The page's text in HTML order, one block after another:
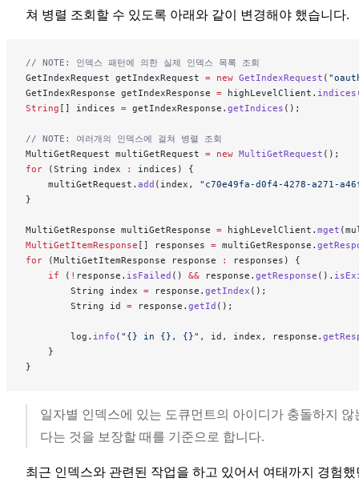
쳐 병렬 조회할 수 있도록 아래와 같이 변경해야 했습니다.
// NOTE: 인덱스 패턴에 의한 실제 인덱스 목록 조회
GetIndexRequest getIndexRequest = new GetIndexRequest (
GetIndexResponse getIndexResponse = highLevelClient. indices
String [] indices = getIndexResponse. getIndices ();
// NOTE: 여러개의 인덱스에 걸쳐 병렬 조회
MultiGetRequest multiGetRequest = new MultiGetRequest ();
for (String index :
indices) {
    multiGetRequest.
add (index, "c70e49fa-d0f4-4278-a271-
}
MultiGetResponse multiGetResponse = highLevelClient. mget
MultiGetItemResponse [] responses = multiGetResponse.
for (MultiGetItemResponse response :
responses) {
    if
( ! response. isFailed () && response. getResponse ().
        String index
= response. getIndex ();
        String id
= response. getId ();
        log.
info ( "{} in {}, {}" , id, index, response.
    }
}
일자별 인덱스에 있는 도큐먼트의 아이디가 충돌하지 않
다는 것을 보장할 때를 기준으로 합니다.
최근 인덱스와 관련된 작업을 하고 있어서 여태까지 경험했